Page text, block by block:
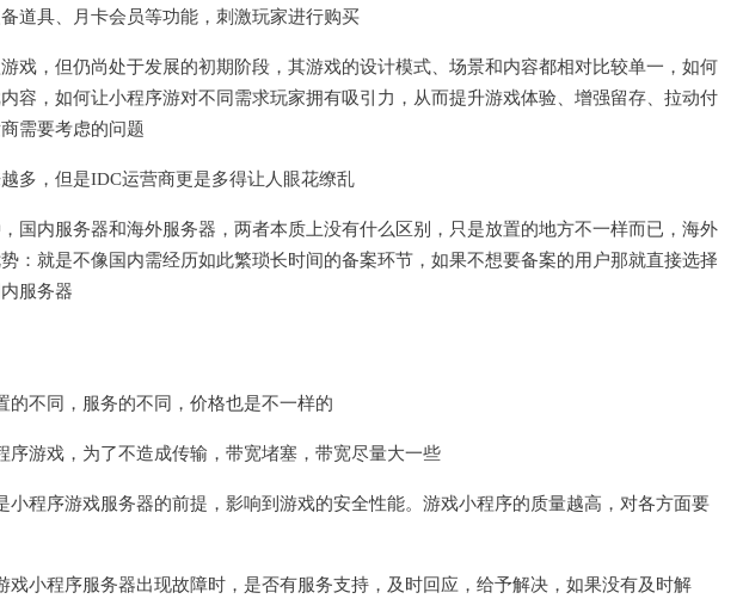
道具、月卡会员等功能，刺激玩家进行购买
戏，但仍尚处于发展的初期阶段，其游戏的设计模式、场景和内容都相对比较单一，如何
容，如何让小程序游对不同需求玩家拥有吸引力，从而提升游戏体验、增强留存、拉动付
需要考虑的问题
多，但是IDC运营商更是多得让人眼花缭乱
国内服务器和海外服务器，两者本质上没有什么区别，只是放置的地方不一样而已，海外
：就是不像国内需经历如此繁琐长时间的备案环节，如果不想要备案的用户那就直接选择
服务器
的不同，服务的不同，价格也是不一样的
序游戏，为了不造成传输，带宽堵塞，带宽尽量大一些
小程序游戏服务器的前提，影响到游戏的安全性能。游戏小程序的质量越高，对各方面要
戏小程序服务器出现故障时，是否有服务支持，及时回应，给予解决，如果没有及时解